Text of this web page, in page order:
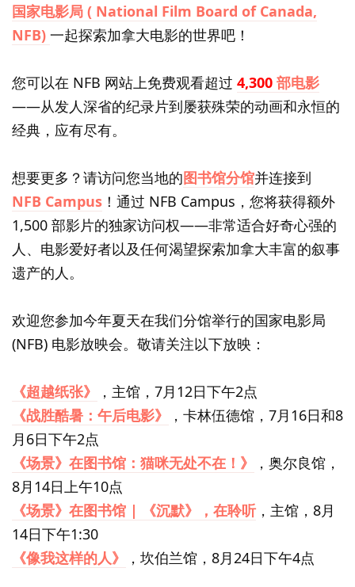
国家电影局 ( National Film Board of Canada,
NFB) 一起探索加拿大电影的世界吧！
您可以在 NFB 网站上免费观看超过 4,300 部电影
——从发人深省的纪录片到屡获殊荣的动画和永恒的
经典，应有尽有。
想要更多？请访问您当地的图书馆分馆并连接到
NFB Campus ！通过 NFB Campus，您将获得额外
1,500 部影片的独家访问权——非常适合好奇心强的
人、电影爱好者以及任何渴望探索加拿大丰富的叙事
遗产的人。
欢迎您参加今年夏天在我们分馆举行的国家电影局
(NFB) 电影放映会。敬请关注以下放映：
《超越纸张》
，主馆，7月12日下午2点
《战胜酷暑：午后电影》
，卡林伍德馆，7月16日和8
月6日下午2点
《场景》在图书馆：猫咪无处不在！》
，奥尔良馆，
8月14日上午10点
《场景》在图书馆 | 《沉默》，在聆听 ，主馆，8月
14日下午1:30
《像我这样的人》
，坎伯兰馆，8月24日下午4点